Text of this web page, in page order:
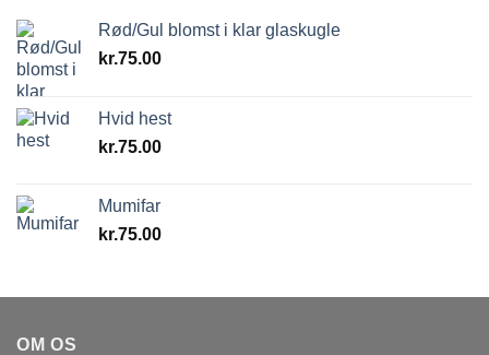
Rød/Gul blomst i klar glaskugle
kr.75.00
Hvid hest
kr.75.00
Mumifar
kr.75.00
OM OS